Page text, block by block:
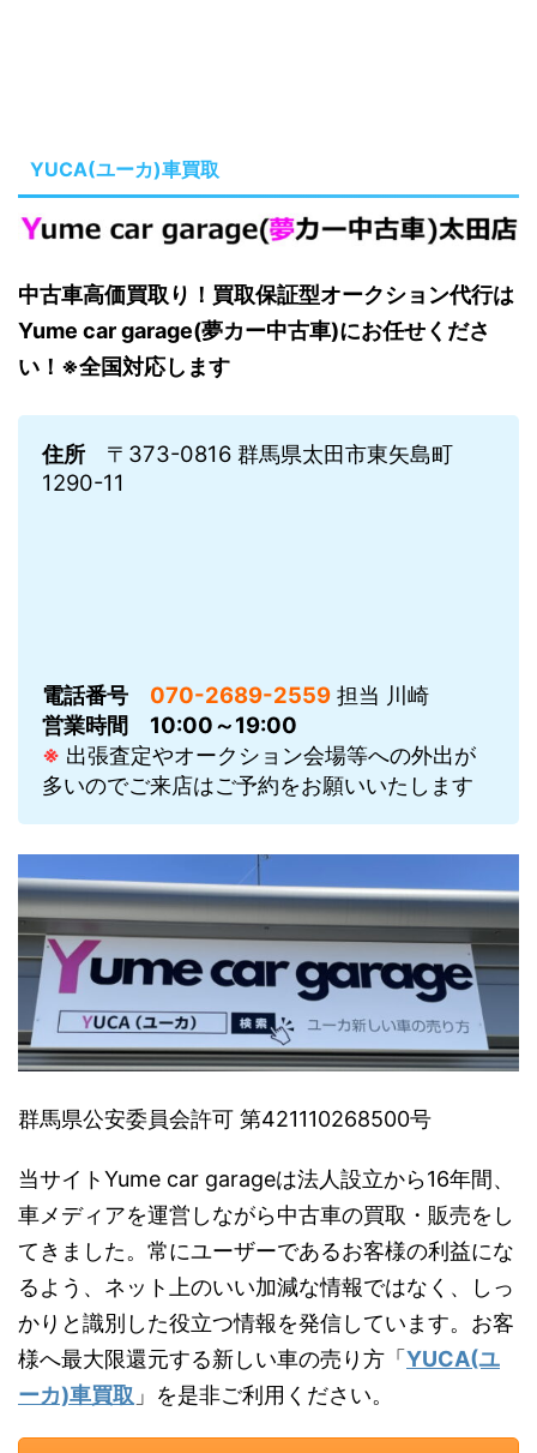
YUCA(ユーカ)車買取
中古車高価買取り！買取保証型オークション代行は
Yume car garage(夢カー中古車)にお任せくださ
い！※全国対応します
住所 〒373-0816 群馬県太田市東矢島町
1290-11
電話番号 070-2689-2559 担当 川崎
営業時間
10:00～19:00
※ 出張査定やオークション会場等への外出が
多いのでご来店はご予約をお願いいたします
群馬県公安委員会許可 第421110268500号
当サイトYume car garageは法人設立から16年間、
車メディアを運営しながら中古車の買取・販売をし
てきました。常にユーザーであるお客様の利益にな
るよう、ネット上のいい加減な情報ではなく、しっ
かりと識別した役立つ情報を発信しています。お客
様へ最大限還元する新しい車の売り方「 YUCA(ユ
ーカ)車買取 」を是非ご利用ください。